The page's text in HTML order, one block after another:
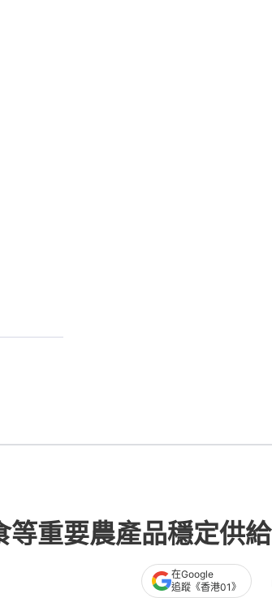
重要農產品穩定供給
在Google
追蹤《香港01》